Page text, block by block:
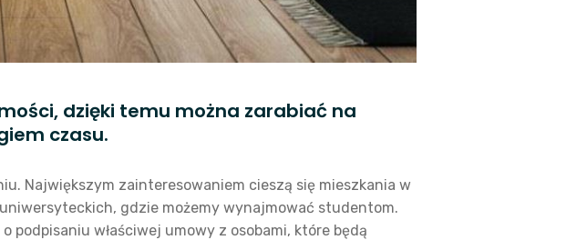
dzięki temu można zarabiać na
czasu.
Największym zainteresowaniem cieszą się mieszkania w
gdzie możemy wynajmować studentom.
podpisaniu właściwej umowy z osobami, które będą